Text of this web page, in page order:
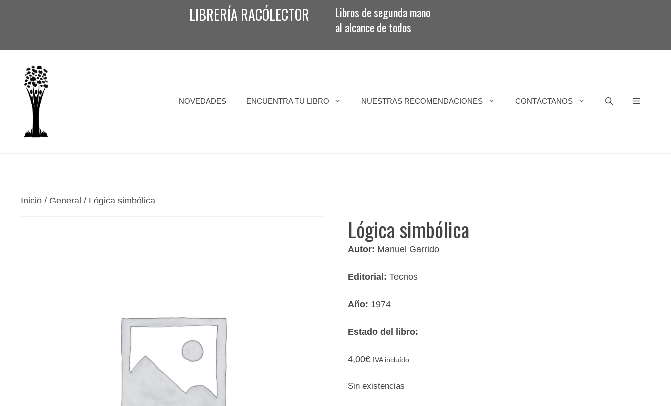
LIBRERÍA RACÓLECTOR
Libros de segunda mano
al alcance de todos
NOVEDADES ENCUENTRA TU LIBRO NUESTRAS RECOMENDACIONES CONTÁCTANOS
Inicio / General / Lógica simbólica
Lógica simbólica
Autor: Manuel Garrido
Editorial:Tecnos
Año: 1974
Estado del libro:
4,00€ IVA incluído
Sin existencias